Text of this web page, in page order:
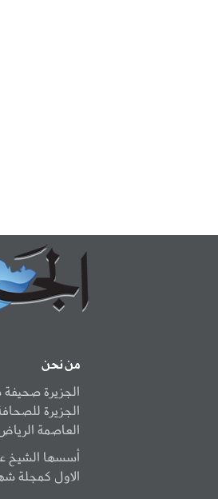
من نحن
الجزيرة
الجزيرة
العاصمة
أسسها الشيخ
الاول كمجلة